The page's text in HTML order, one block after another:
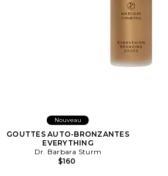
Nouveau
GOUTTES AUTO-BRONZANTES
EVERYTHING
Dr. Barbara Sturm
$160